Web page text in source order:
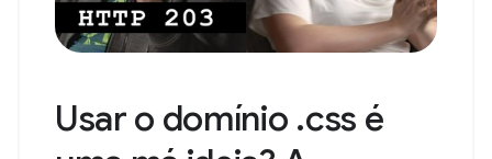
Usar o domínio .css é